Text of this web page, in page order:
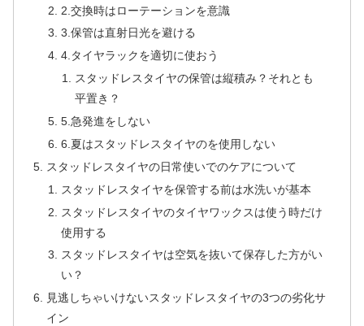
2.交換時はローテーションを意識
3.保管は直射日光を避ける
4.タイヤラックを適切に使おう
スタッドレスタイヤの保管は縦積み？それとも
平置き？
5.急発進をしない
6.夏はスタッドレスタイヤのを使用しない
スタッドレスタイヤの日常使いでのケアについて
スタッドレスタイヤを保管する前は水洗いが基本
スタッドレスタイヤのタイヤワックスは使う時だけ
使用する
スタッドレスタイヤは空気を抜いて保存した方がい
い？
見逃しちゃいけないスタッドレスタイヤの3つの劣化サ
イン